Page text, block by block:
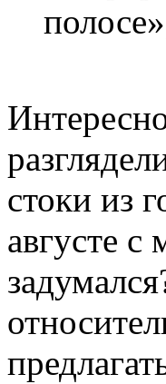
стоки из
августе с